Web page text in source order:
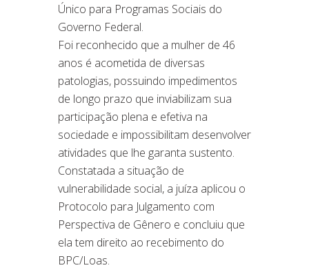
Único para Programas Sociais do
Governo Federal.
Foi reconhecido que a mulher de 46
anos é acometida de diversas
patologias, possuindo impedimentos
de longo prazo que inviabilizam sua
participação plena e efetiva na
sociedade e impossibilitam desenvolver
atividades que lhe garanta sustento.
Constatada a situação de
vulnerabilidade social, a juíza aplicou o
Protocolo para Julgamento com
Perspectiva de Gênero e concluiu que
ela tem direito ao recebimento do
BPC/Loas.